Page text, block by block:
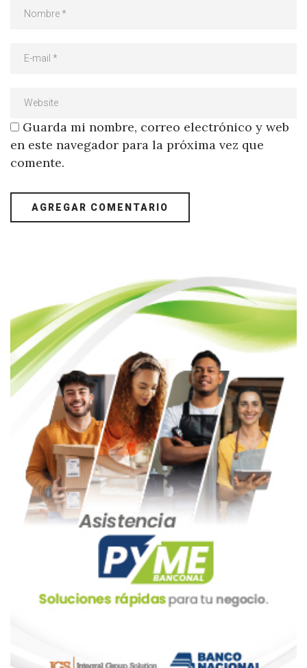
Guarda mi nombre, correo electrónico y web
en este navegador para la próxima vez que
comente.